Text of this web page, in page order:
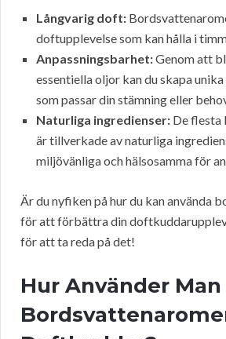
Långvarig doft:
doftupplevelse som kan hålla i
Anpassningsbarhet:Genom att
essentiella oljor kan du skapa
som passar din stämning eller
Naturliga ingredienser: De flesta
är tillverkade av naturliga
miljövänliga och hälsosamma för
Är du nyfiken på hur du kan använda
för att förbättra din
för att ta reda på det!
Hur Använder Man